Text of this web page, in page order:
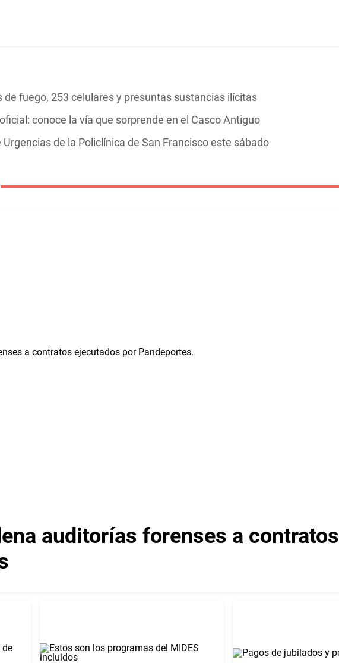
de fuego, 253 celulares y presuntas sustancias ilícitas
conoce la vía que sorprende en el Casco Antiguo
de la Policlínica de San Francisco este sábado
auditorías forenses a contratos